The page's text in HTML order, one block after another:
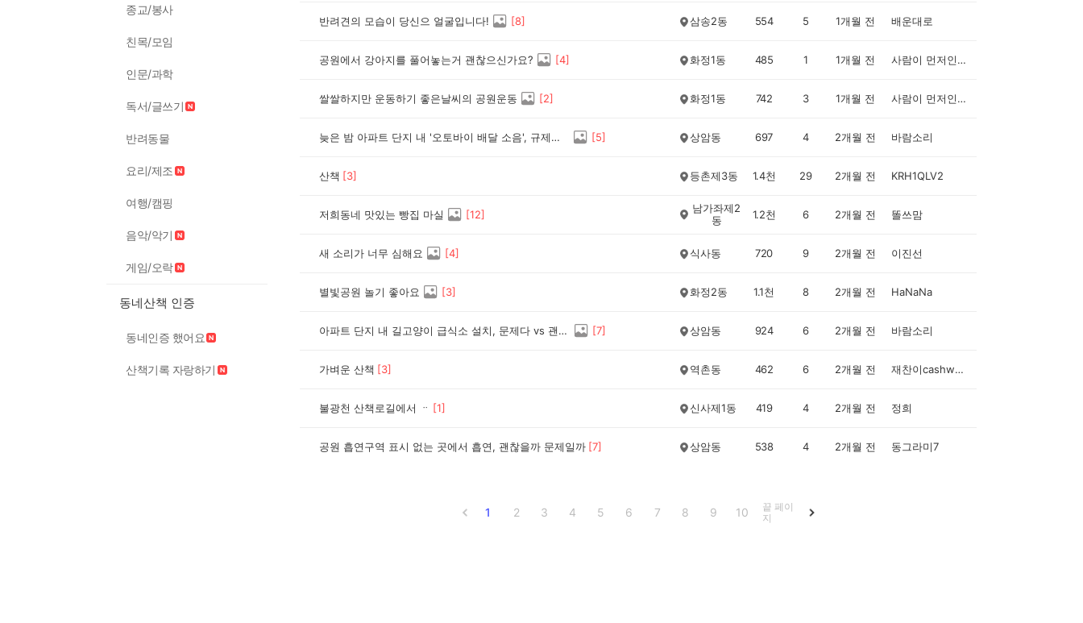
종교/봉사
친목/모임
인문/과학
독서/글쓰기
반려동물
요리/제조
여행/캠핑
음악/악기
게임/오락
동네산책 인증
동네인증 했어요
산책기록 자랑하기
반려견의 모습이 당신으 얼굴입니다! [8] 삼송2동 554 5 1개월 전 배운대로
공원에서 강아지를 풀어놓는거 괜찮으신가요? [4] 화정1동 485 1 1개월 전 사람이 먼저인 세상
쌀쌀하지만 운동하기 좋은날씨의 공원운동 [2] 화정1동 742 3 1개월 전 사람이 먼저인 세상
늦은 밤 아파트 단지 내 '오토바이 배달 소음', 규제해야 할까요? [5] 상암동 697 4 2개월 전 바람소리
산책 [3] 등촌제3동 1.4천 29 2개월 전 KRH1QLV2
저희동네 맛있는 빵집 마실 [12]
남가좌제2
동
1.2천 6 2개월 전 똘쓰맘
새 소리가 너무 심해요 [4] 식사동 720 9 2개월 전 이진선
별빛공원 놀기 좋아요 [3] 화정2동 1.1천 8 2개월 전 HaNaNa
아파트 단지 내 길고양이 급식소 설치, 문제다 vs 괜찮다 의견이 궁금합니다. [7] 상암동 924 6 2개월 전 바람소리
가벼운 산책 [3] 역촌동 462 6 2개월 전 재찬이cashwalker
불광천 산책로길에서 ᆢ [1] 신사제1동 419 4 2개월 전 정희
공원 흡연구역 표시 없는 곳에서 흡연, 괜찮을까 문제일까 [7] 상암동 538 4 2개월 전 동그라미7
1 2 3 4 5 6 7 8 9 10
끝 페이
지